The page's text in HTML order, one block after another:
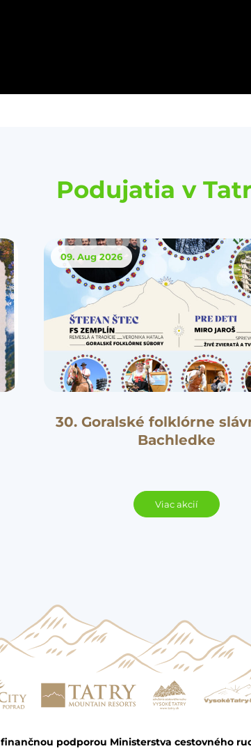
Podujatia v
09. Aug2026
30. Goralské folklórne
Bachledke
Viac akcií
finančnou podporou Ministerstva cestovného